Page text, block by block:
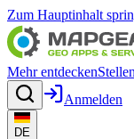
Zum Hauptinhalt
Mehr entdecken
Anmelden
DE